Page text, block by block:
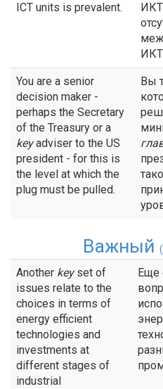
ICT units is prevalent.
ИКТ
You are a senior
decision maker -
perhaps the Secretary
of the Treasury or a
keyadviser to the US
president - for this is
the level at which the
plug must be pulled.
Вы
Важный
Another keyset of
issues relate to the
choices in terms of
energy efficient
technologies and
investments at
different stages of
industrial
Еще